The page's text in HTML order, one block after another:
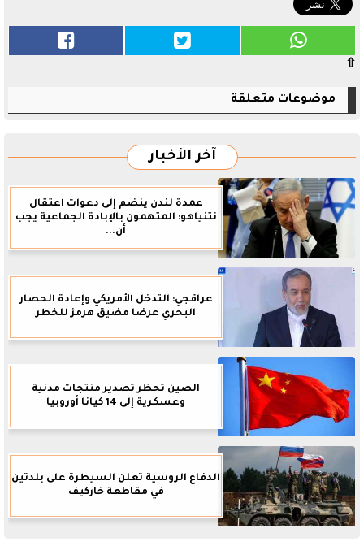
⇧
موضوعات متعلقة
آخر الأخبار
عمدة لندن ينضم إلى دعوات اعتقال
نتنياهو: المتهمون بالإبادة الجماعية يجب
أن...
عراقجي: التدخل الأمريكي وإعادة الحصار
البحري عرضا مضيق هرمز للخطر
الصين تحظر تصدير منتجات مدنية
وعسكرية إلى 14 كيانا أوروبيا
الدفاع الروسية تعلن السيطرة على بلدتين
في مقاطعة خاركيف